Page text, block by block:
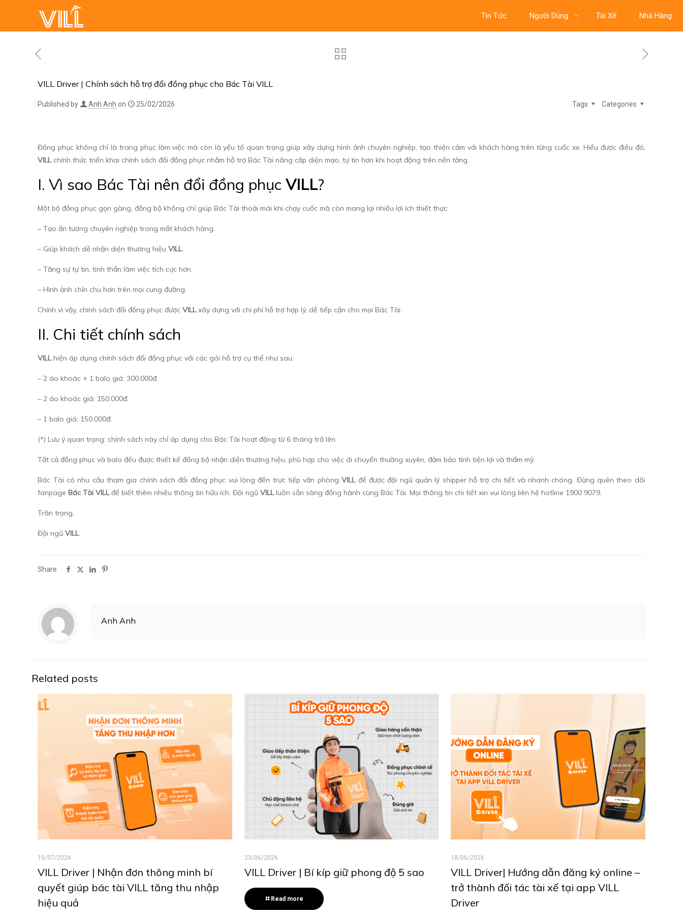
Tin Tức Người Dùng Tài Xế Nhà Hàng
VILL Driver | Chính sách hỗ trợ đổi đồng phục cho Bác Tài VILL
Published by Anh Anh on 25/02/2026 Categories
Tags
Đồng phục không chỉ là trang phục làm việc mà còn là yếu tố quan trọng giúp xây dựng hình ảnh chuyên nghiệp, tạo thiện cảm với khách hàng trên từng cuốc xe. Hiểu được điều đó,
VILLchính thức triển khai chính sách đổi đồng phục nhằm hỗ trợ Bác Tài nâng cấp diện mạo, tự tin hơn khi hoạt động trên nền tảng.
I. Vì sao Bác Tài nên đổi đồng phụcVILL?
Một bộ đồng phục gọn gàng, đồng bộ không chỉ giúp Bác Tài thoải mái khi chạy cuốc mà còn mang lại nhiều lợi ích thiết thực:
– Tạo ấn tượng chuyên nghiệp trong mắt khách hàng.
– Giúp khách dễ nhận diện thương hiệuVILL.
– Tăng sự tự tin, tinh thần làm việc tích cực hơn.
– Hình ảnh chỉn chu hơn trên mọi cung đường.
Chính vì vậy, chính sách đổi đồng phục đượcVILLxây dựng với chi phí hỗ trợ hợp lý, dễ tiếp cận cho mọi Bác Tài.
II. Chi tiết chính sách
VILLhiện áp dụng chính sách đổi đồng phục với các gói hỗ trợ cụ thể như sau:
– 2 áo khoác + 1 balo giá: 300.000đ.
– 2 áo khoác giá: 150.000đ.
– 1 balo giá: 150.000đ.
(*) Lưu ý quan trọng: chính sách này chỉ áp dụng cho Bác Tài hoạt động từ 6 tháng trở lên.
Tất cả đồng phục và balo đều được thiết kế đồng bộ nhận diện thương hiệu, phù hợp cho việc di chuyển thường xuyên, đảm bảo tính tiện lợi và thẩm mỹ.
Bác Tài có nhu cầu tham gia chính sách đổi đồng phục vui lòng đến trực tiếp văn phòngVILLđể được đội ngũ quản lý shipper hỗ trợ chi tiết và nhanh chóng. Đừng quên theo dõi
fanpageBác Tài VILLđể biết thêm nhiều thông tin hữu ích. Đội ngũVILLluôn sẵn sàng đồng hành cùng Bác Tài. Mọi thông tin chi tiết xin vui lòng liên hệ hotline 1900 9079.
Trân trọng,
Đội ngũVILL.
Share
Anh Anh
Related posts
10/07/2026
VILL Driver | Nhận đơn thông minh bí
quyết giúp bác tài VILL tăng thu nhập
hiệu quả
23/06/2026
VILL Driver | Bí kíp giữ phong độ 5 sao
Read more
18/06/2026
VILL Driver| Hướng dẫn đăng ký online –
trở thành đối tác tài xế tại app VILL
Driver